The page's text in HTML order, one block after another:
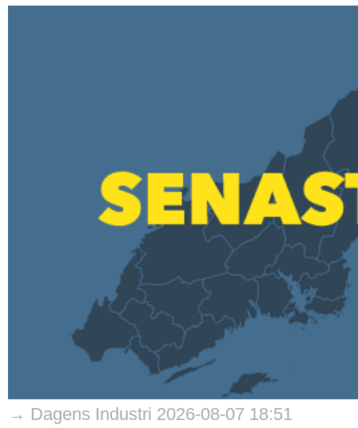
→ Dagens Industri 2026-08-07 18:51